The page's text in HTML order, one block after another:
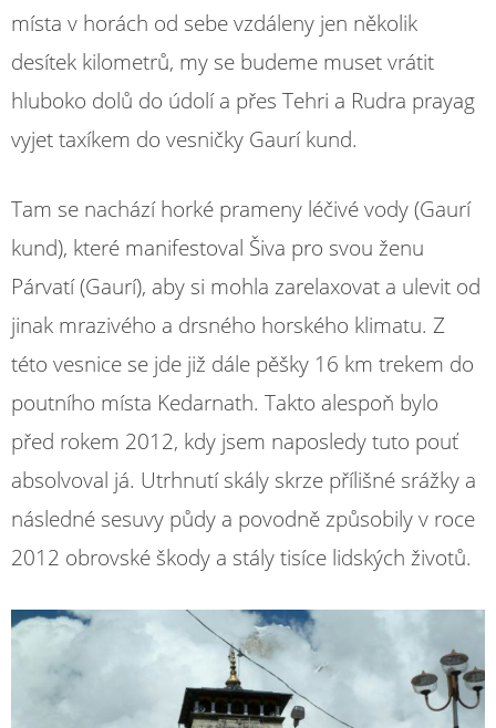
místa v horách od sebe vzdáleny jen několik
desítek kilometrů, my se budeme muset vrátit
hluboko dolů do údolí a přes Tehri a Rudra prayag
vyjet taxíkem do vesničky Gaurí kund.
Tam se nachází horké prameny léčivé vody (Gaurí
kund), které manifestoval Šiva pro svou ženu
Párvatí (Gaurí), aby si mohla zarelaxovat a ulevit od
jinak mrazivého a drsného horského klimatu. Z
této vesnice se jde již dále pěšky 16 km trekem do
poutního místa Kedarnath. Takto alespoň bylo
před rokem 2012, kdy jsem naposledy tuto pouť
absolvoval já. Utrhnutí skály skrze přílišné srážky a
následné sesuvy půdy a povodně způsobily v roce
2012 obrovské škody a stály tisíce lidských životů.